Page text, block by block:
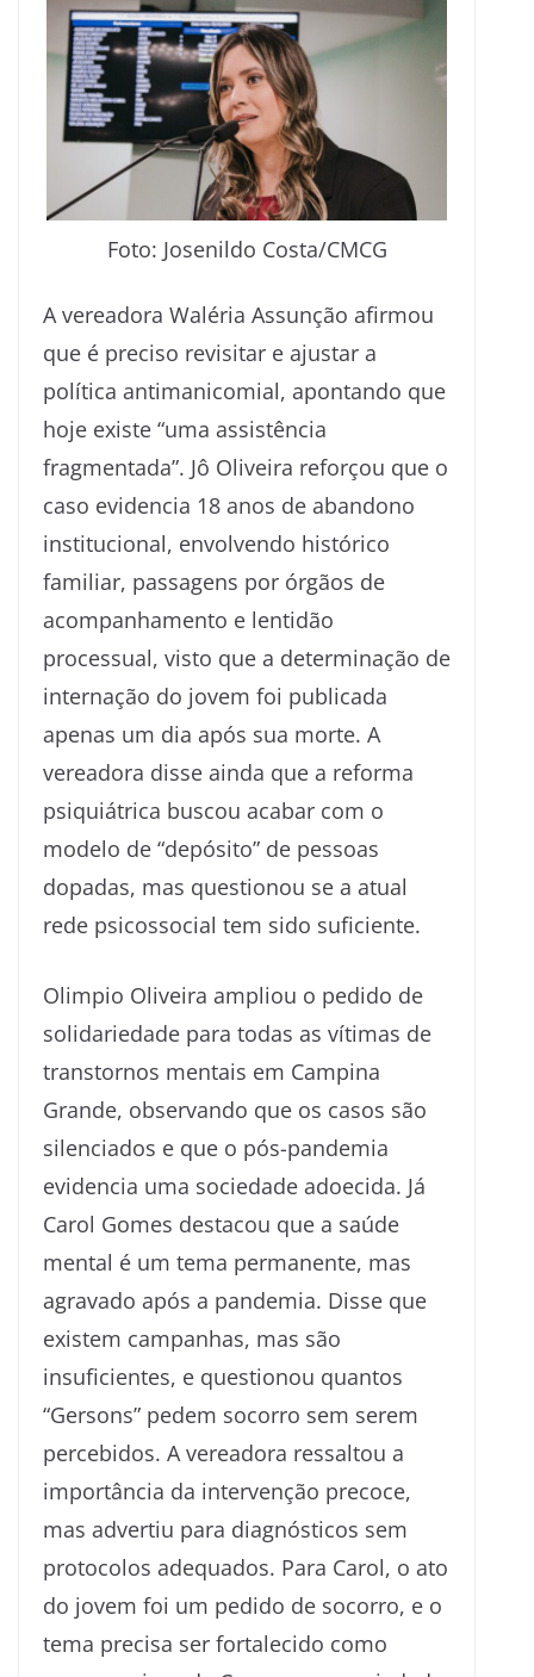
Foto: Josenildo Costa/CMCG
A vereadora Waléria Assunção afirmou
que é preciso revisitar e ajustar a
política antimanicomial, apontando que
hoje existe “uma assistência
fragmentada”. Jô Oliveira reforçou que o
caso evidencia 18 anos de abandono
institucional, envolvendo histórico
familiar, passagens por órgãos de
acompanhamento e lentidão
processual, visto que a determinação de
internação do jovem foi publicada
apenas um dia após sua morte. A
vereadora disse ainda que a reforma
psiquiátrica buscou acabar com o
modelo de “depósito” de pessoas
dopadas, mas questionou se a atual
rede psicossocial tem sido suficiente.
Olimpio Oliveira ampliou o pedido de
solidariedade para todas as vítimas de
transtornos mentais em Campina
Grande, observando que os casos são
silenciados e que o pós-pandemia
evidencia uma sociedade adoecida. Já
Carol Gomes destacou que a saúde
mental é um tema permanente, mas
agravado após a pandemia. Disse que
existem campanhas, mas são
insuficientes, e questionou quantos
“Gersons” pedem socorro sem serem
percebidos. A vereadora ressaltou a
importância da intervenção precoce,
mas advertiu para diagnósticos sem
protocolos adequados. Para Carol, o ato
do jovem foi um pedido de socorro, e o
tema precisa ser fortalecido como